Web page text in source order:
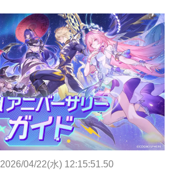
2026/04/22(水) 12:15:51.50